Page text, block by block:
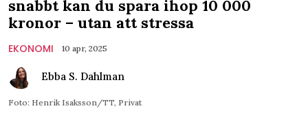
snabbt kan du spara ihop 10 000
kronor – utan att stressa
EKONOMI 10 apr, 2025
Ebba S. Dahlman
Foto: Henrik Isaksson/TT, Privat